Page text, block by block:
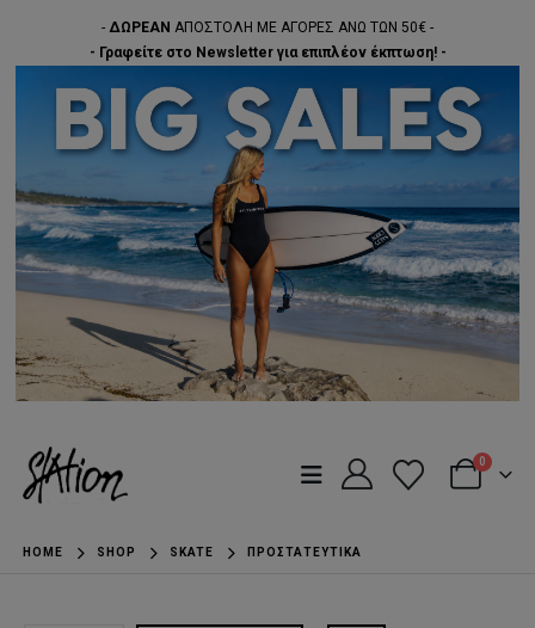
- ΔΩΡΕΑΝ ΑΠΟΣΤΟΛΗ ΜΕ ΑΓΟΡΕΣ ΑΝΩ ΤΩΝ 50€ -
- Γραφείτε στο Newsletter για επιπλέον έκπτωση! -
0
HOME SHOP SKATE ΠΡΟΣΤΑΤΕΥΤΙΚΆ